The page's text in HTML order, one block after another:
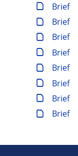
Brief
Brief
Brief
Brief
Brief
Brief
Brief
Brief